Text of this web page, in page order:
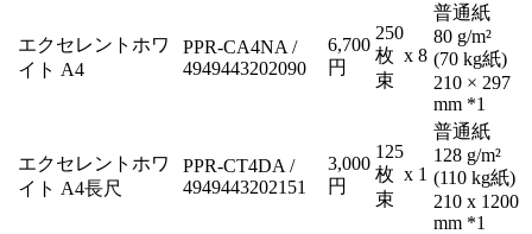
エクセレントホワ
イト A4
PPR-CA4NA /
4949443202090
6,700
円
250
枚 x 8
束
普通紙
80 g/m²
(70 kg紙)
210 × 297
mm *1
エクセレントホワ
イト A4長尺
PPR-CT4DA /
4949443202151
3,000
円
125
枚 x 1
束
普通紙
128 g/m²
(110 kg紙)
210 x 1200
mm *1